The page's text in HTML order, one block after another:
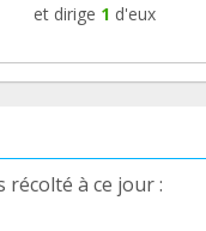
et dirige 1 d'eux
récolté à ce jour :